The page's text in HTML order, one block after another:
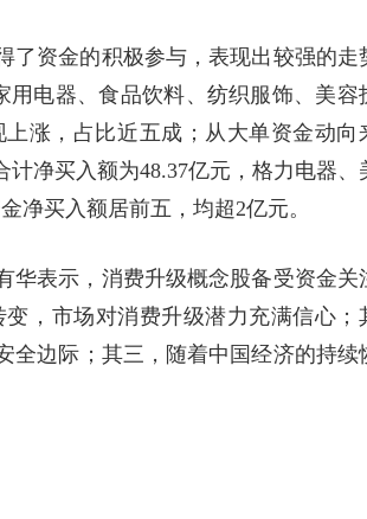
了资金的积极参与，表现出较强的走
电器、食品饮料、纺织服饰、美容
涨，占比近五成；从大单资金动向
净买入额为48.37亿元，格力电器、
净买入额居前五，均超2亿元。
华表示，消费升级概念股备受资金关
，市场对消费升级潜力充满信心；
全边际；其三，随着中国经济的持续